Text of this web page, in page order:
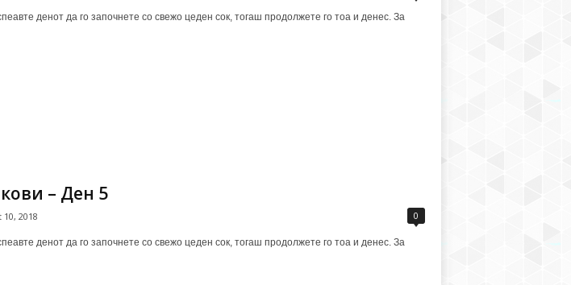
денот да го започнете со свежо цеден сок, тогаш продолжете го тоа и денес. За
– Ден 5
10, 2018 0
денот да го започнете со свежо цеден сок, тогаш продолжете го тоа и денес. За